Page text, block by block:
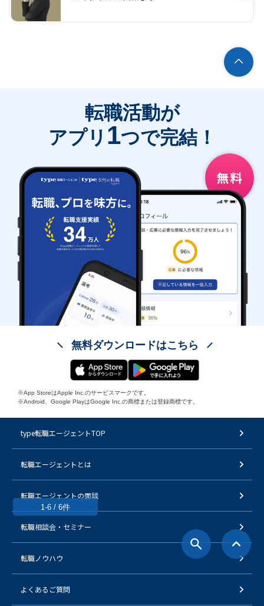
1-6 / 6件
転職活動が
アプリ 1つで完結！
無料ダウンロードはこちら
※App StoreはApple Inc.のサービスマークです。
※Android、Google PlayはGoogle Inc.の商標または登録商標です。
type転職エージェントTOP
転職エージェントとは
転職エージェントの面談
転職相談会・セミナー
転職ノウハウ
よくあるご質問